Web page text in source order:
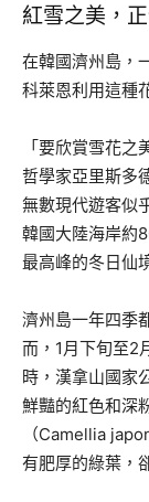
紅雪之美，
在韓國濟州島，
科萊恩利用這種
「要欣賞雪花
哲學家亞里斯多
無數現代遊客似
韓國大陸海岸約
最高峰的冬日仙
濟州島一年四季
而，1月下旬至2
時，漢拿山國家
鮮豔的紅色和深
（Camellia
有肥厚的綠葉，